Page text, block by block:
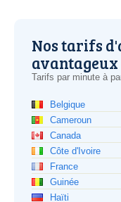
Nos tarifs
avantageux
Tarifs par minute à
Belgique
Cameroun
Canada
Côte d'Ivoire
France
Guinée
Haïti